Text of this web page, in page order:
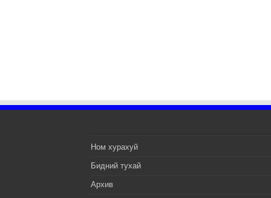
Ном хурахуй
Бидний тухай
Архив